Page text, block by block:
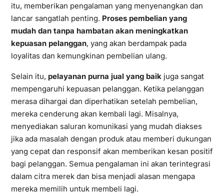
itu, memberikan pengalaman yang menyenangkan dan
lancar sangatlah penting. Proses pembelian yang
mudah dan tanpa hambatan akan meningkatkan
kepuasan pelanggan, yang akan berdampak pada
loyalitas dan kemungkinan pembelian ulang.
Selain itu, pelayanan purna jual yang baik juga sangat
mempengaruhi kepuasan pelanggan. Ketika pelanggan
merasa dihargai dan diperhatikan setelah pembelian,
mereka cenderung akan kembali lagi. Misalnya,
menyediakan saluran komunikasi yang mudah diakses
jika ada masalah dengan produk atau memberi dukungan
yang cepat dan responsif akan memberikan kesan positif
bagi pelanggan. Semua pengalaman ini akan terintegrasi
dalam citra merek dan bisa menjadi alasan mengapa
mereka memilih untuk membeli lagi.